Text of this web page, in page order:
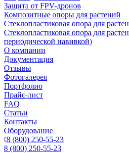
Защита от FPV-дронов
Композитные опоры для растений
Стеклопластиковая опора для
Стеклопластиковая опора для
периодической навивкой)
О компании
Документация
Отзывы
Фотогалерея
Портфолио
Прайс-лист
FAQ
Статьи
Контакты
Оборудование
8 (800) 250-55-23
8 (800) 250-55-23